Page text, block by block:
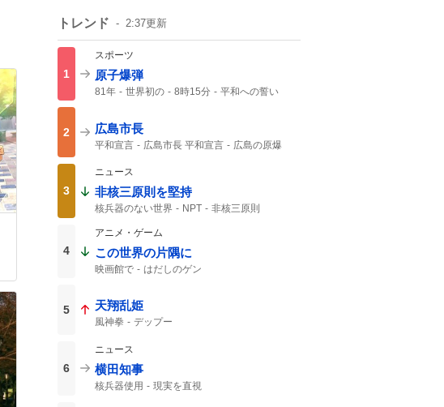
トレンド 2:37更新
1
スポーツ
原子爆弾
81年 世界初の 8時15分
平和への誓い
2 広島市長
平和宣言 広島市長 平和宣言
広島の原爆
日本国憲法
3
ニュース
非核三原則を堅持
核兵器のない世界 NPT
非核三原則
4
アニメ・ゲーム
この世界の片隅に
映画館で はだしのゲン
5 天翔乱姫
風神拳 デップー
6
ニュース
横田知事
核兵器使用 現実を直視